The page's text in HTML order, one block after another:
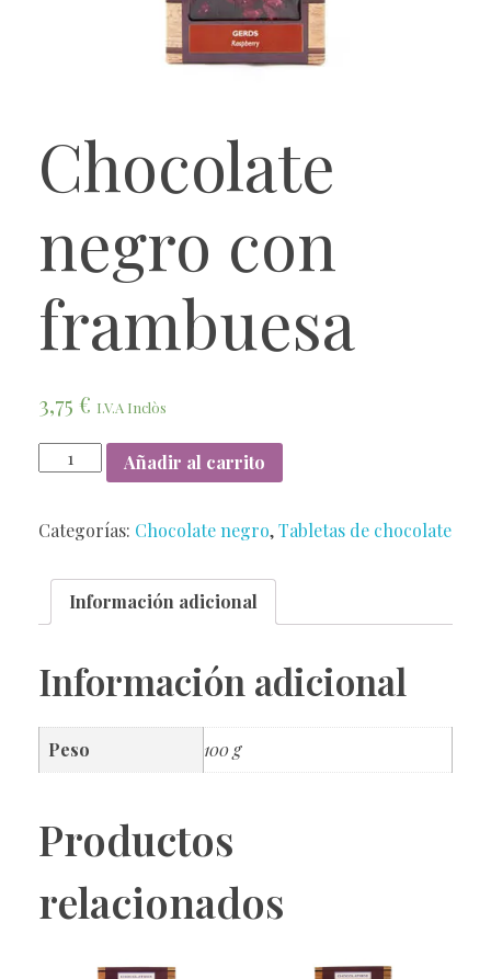
Chocolate
negro con
frambuesa
3,75 € I.V.A Inclòs
Añadir al carrito
Categorías: Chocolate negro,Tabletas de chocolate
Información adicional
Información adicional
Peso 100 g
Productos
relacionados